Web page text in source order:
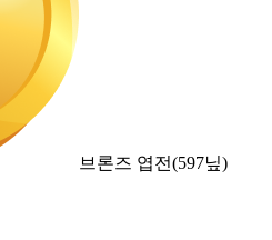
브론즈 엽전(597닢)